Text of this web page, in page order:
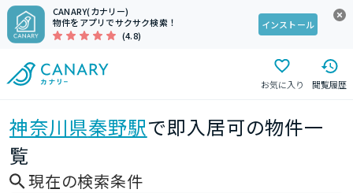
CANARY(カナリー)
物件をアプリでサクサク検索！
(4.8)
インストール
お気に入り 閲覧履歴
神奈川県秦野駅で即入居可の物件一
覧
現在の検索条件